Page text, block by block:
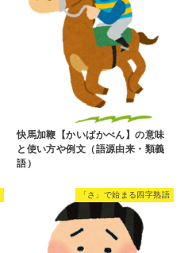
快馬加鞭【かいばかべん】の意味
と使い方や例文（語源由来・類義
語）
「さ」で始まる四字熟語